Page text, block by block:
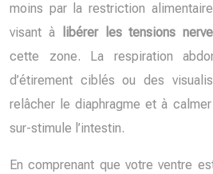
moins par la restriction
visant à
libérer les tensions
cette zone. La respiration
d’étirement ciblés ou des
relâcher le diaphragme et à
sur-stimule l’intestin.
En comprenant que votre ventre